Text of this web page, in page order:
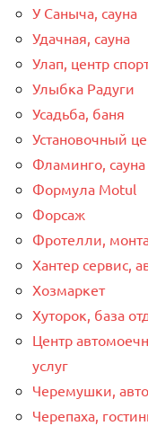
У Саныча, сауна
Удачная, сауна
Улап, центр
Улыбка Радуги
Усадьба, баня
Установочный
Фламинго, сауна
Формула Motul
Форсаж
Фротелли,
Хантер сервис,
Хозмаркет
Хуторок, база
Центр
услуг
Черемушки,
Черепаха,